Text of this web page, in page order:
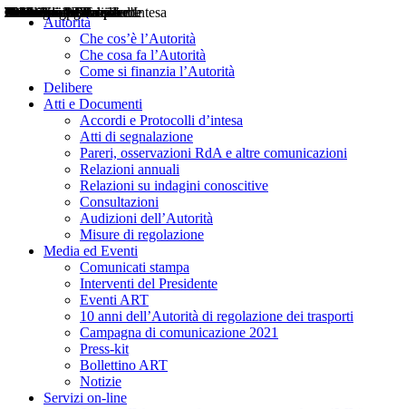
Autorità
Che cos’è l’Autorità
Che cosa fa l’Autorità
Come si finanzia l’Autorità
Delibere
Atti e Documenti
Accordi e Protocolli d’intesa
Atti di segnalazione
Pareri, osservazioni RdA e altre comunicazioni
Relazioni annuali
Relazioni su indagini conoscitive
Consultazioni
Audizioni dell’Autorità
Misure di regolazione
Media ed Eventi
Comunicati stampa
Interventi del Presidente
Eventi ART
10 anni dell’Autorità di regolazione dei trasporti
Campagna di comunicazione 2021
Press-kit
Bollettino ART
Notizie
Servizi on-line
Delibere
Pareri
Consultazioni
Audizioni
Atti di Segnalazione
Accordi e Protocolli d'Intesa
Relazioni annuali
Misure di regolazione
Notizie
Comunicati Stampa
Bollettini ART
Convegni ART
Interviste del Presidente
Articoli in primo piano
Interventi del Presidente
2004
2005
2010
2013
2014
2015
2016
2017
2018
2019
202
2020
2021
2022
2023
2024
2025
2026
Aereo
Marittimo
Terrestre